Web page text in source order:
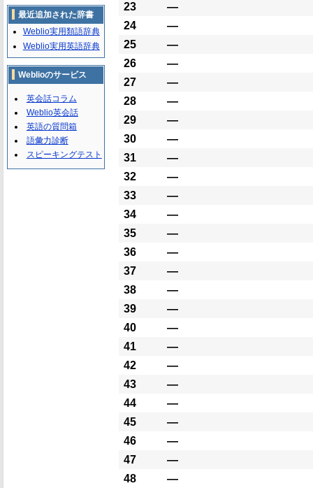
23
―
24
―
25
―
26
―
27
―
28
―
29
―
30
―
31
―
32
―
33
―
34
―
35
―
36
―
37
―
38
―
39
―
40
―
41
―
42
―
43
―
44
―
45
―
46
―
47
―
48
―
最近追加された辞書
Weblio実用類語辞典
Weblio実用英語辞典
Weblioのサービス
英会話コラム
Weblio英会話
英語の質問箱
語彙力診断
スピーキングテスト